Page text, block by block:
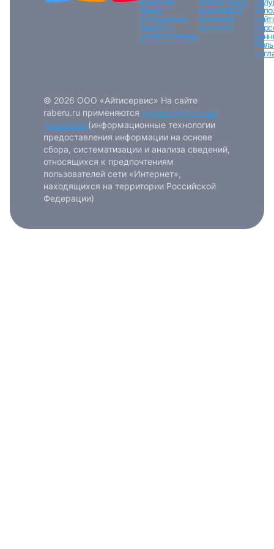
Поиск
сотрудников
Тарифы и
оплата Помощь
вакансииО
компании
Контакты
© 2026 ООО «Айтисервис» На сайте
raberu.ru применяются рекомендательные
технологии (информационные технологии
предоставления информации на основе
сбора, систематизации и анализа сведений,
относящихся к предпочтениям
пользователей сети «Интернет»,
находящихся на территории Российской
Федерации)